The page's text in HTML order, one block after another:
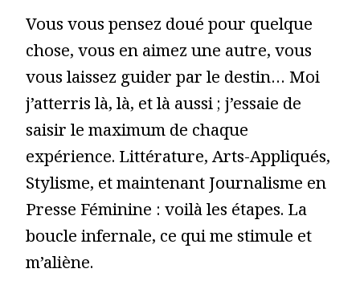
Vous vous pensez doué pour quelque
chose, vous en aimez une autre, vous
vous laissez guider par le destin… Moi
j’atterris là, là, et là aussi ; j’essaie de
saisir le maximum de chaque
expérience. Littérature, Arts-Appliqués,
Stylisme, et maintenant Journalisme en
Presse Féminine : voilà les étapes. La
boucle infernale, ce qui me stimule et
m’aliène.